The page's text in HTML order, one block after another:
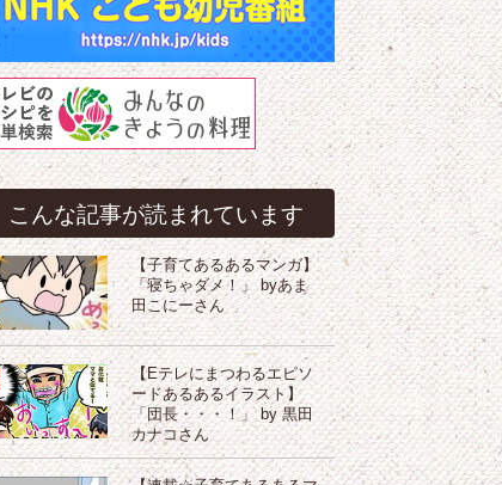
こんな記事が読まれています
【子育てあるあるマンガ】
「寝ちゃダメ！」 byあま
田こにーさん
【Eテレにまつわるエピソ
ードあるあるイラスト】
「団長・・・！」 by 黒田
カナコさん